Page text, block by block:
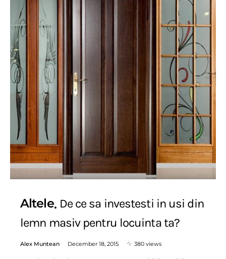
Altele De ce sa investesti in usi din
lemn masiv pentru locuinta ta?
Alex Muntean December 18, 2015 380 views